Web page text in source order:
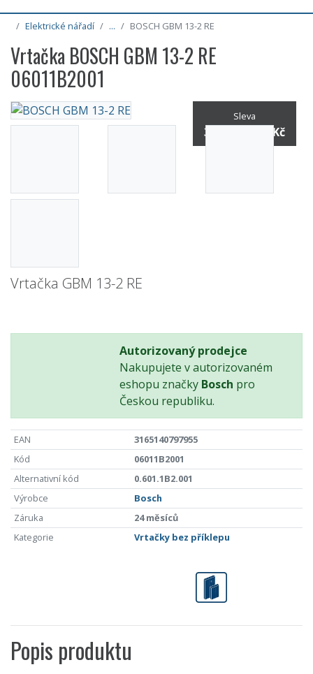
Elektrické nářadí ... BOSCH GBM 13-2 RE
Vrtačka BOSCH GBM 13-2 RE
06011B2001
Sleva
31% / -2 407 Kč
Vrtačka GBM 13-2 RE
Autorizovaný prodejce
Nakupujete v autorizovaném
eshopu značky Bosch pro
Českou republiku.
EAN
3165140797955
Kód
06011B2001
Alternativní kód
0.601.1B2.001
Výrobce
Bosch
Záruka
24 měsíců
Kategorie
Vrtačky bez příklepu
Popis produktu